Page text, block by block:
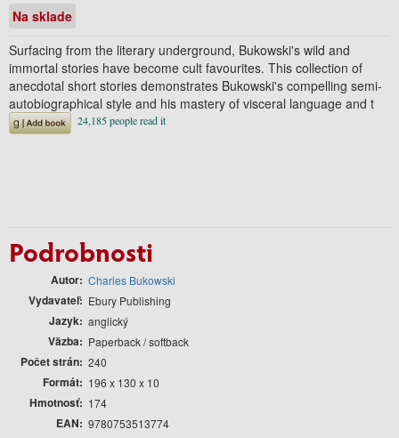
Na sklade
Surfacing from the literary underground, Bukowski's wild and
immortal stories have become cult favourites. This collection of
anecdotal short stories demonstrates Bukowski's compelling semi-
autobiographical style and his mastery of visceral language and t
Podrobnosti
Autor Charles Bukowski
Vydavateľ Ebury Publishing
Jazyk anglický
Väzba Paperback / softback
Počet strán 240
Formát 196 x 130 x 10
Hmotnosť 174
EAN 9780753513774